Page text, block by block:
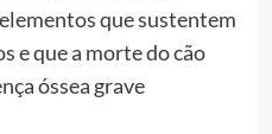
que sustentem
e que a morte do cão
óssea grave